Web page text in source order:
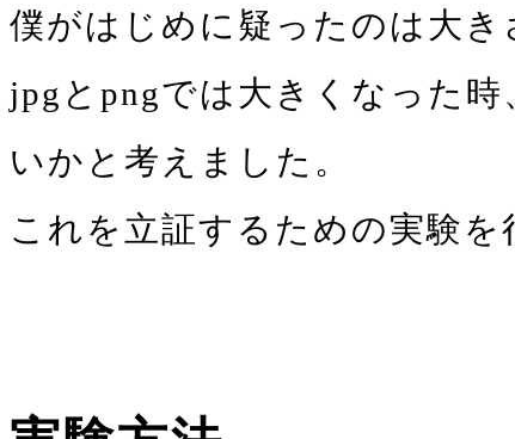
僕がはじめに疑ったのは大き
jpgとpngでは大きくなった
いかと考えました。
これを立証するための実験を